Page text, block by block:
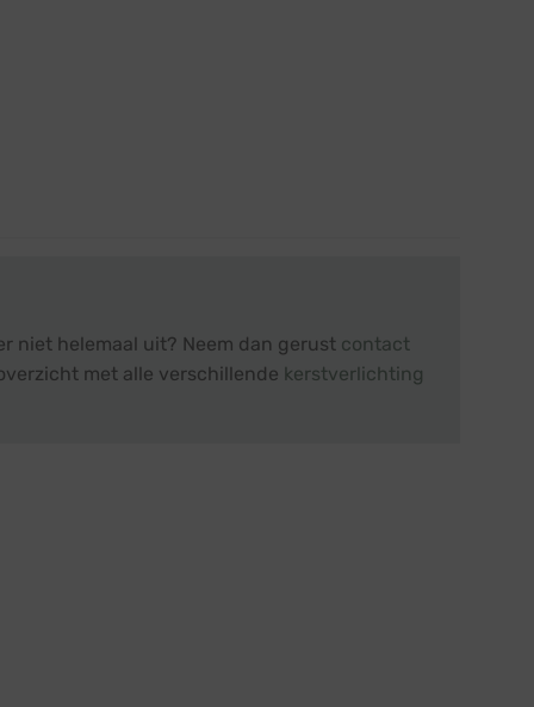
niet helemaal uit? Neem dan gerust contact
met alle verschillende kerstverlichting